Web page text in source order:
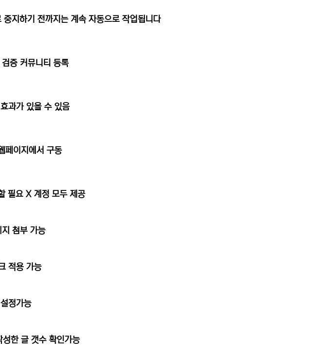
지하기 전까지는 계속 자동으로 작업됩니다
증 커뮤니티 등록
과가 있을 수 있음
페이지에서 구동
필요 X 계정 모두 제공
첨부 가능
적용 가능
정가능
한 글 갯수 확인가능